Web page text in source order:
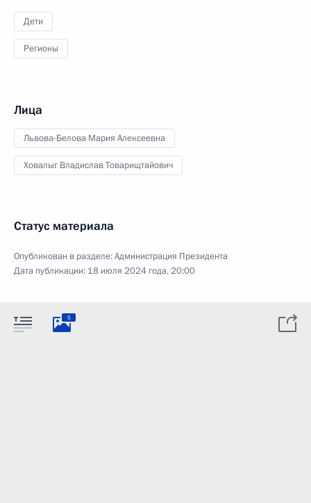
Дети
Регионы
Лица
Львова-Белова Мария Алексеевна
Ховалыг Владислав Товарищтайович
Статус материала
Опубликован в разделе:Администрация Президента
Дата публикации: 18 июля 2024 года, 20:00
5